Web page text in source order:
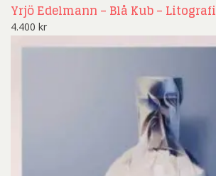
Yrjö Edelmann – Blå Kub – Litografi
4.400 kr